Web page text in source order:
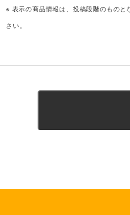
※ 表示の商品情報は、投稿段階のもの
さい。